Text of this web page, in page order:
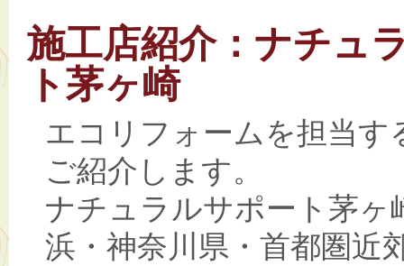
施工店紹介：ナチュ
ト茅ヶ崎
エコリフォームを担当す
ご紹介します。
ナチュラルサポート茅ヶ
浜・神奈川県・首都圏近